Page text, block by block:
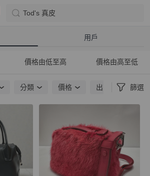
Tod's 真皮
用戶
價格由低至高 價格由高至低
分類 價格 出貨地點 篩選